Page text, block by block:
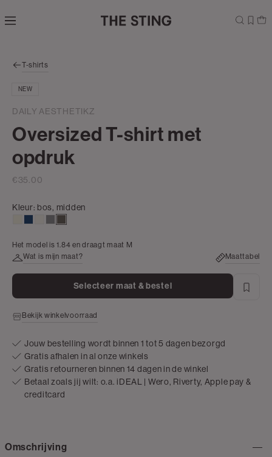
direct naar
zoekbalk
naar de
T-shirts
NEW
DAILY AESTHETIKZ
Oversized T-shirt met
opdruk
€35.00
Kleur: bos, midden
white
Het model is 1.84 en draagt maat M
Wat is mijn maat?
Maattabel
Selecteer maat & bestel
Bekijk winkelvoorraad
Jouw bestelling wordt binnen 1 tot 5 dagen bezorgd
Gratis afhalen in al onze winkels
Gratis retourneren binnen 14 dagen in de winkel
Betaal zoals jij wilt: o.a. iDEAL | Wero, Riverty, Apple pay &
creditcard
Omschrijving